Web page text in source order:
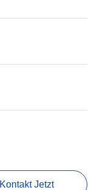
Kontakt Jetzt